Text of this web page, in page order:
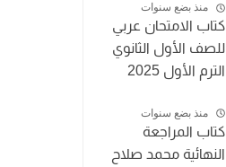
منذ بضع سنوات
كتاب الامتحان عربي
للصف الأول الثانوي
الترم الأول 2025
منذ بضع سنوات
كتاب المراجعة
النهائية محمد صلاح